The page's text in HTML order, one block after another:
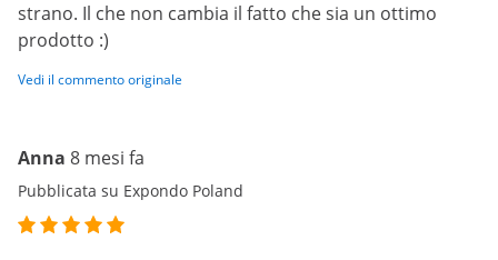
strano. Il che non cambia il fatto che sia un ottimo
prodotto :)
Vedi il commento originale
Anna 8 mesi fa
Pubblicata su Expondo Poland